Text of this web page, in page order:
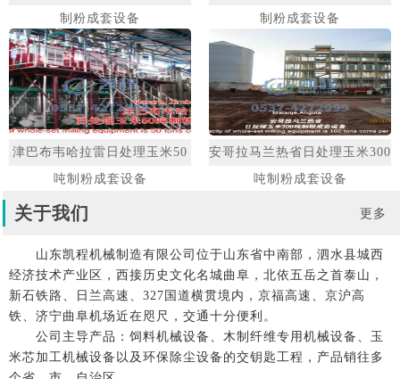
制粉成套设备
制粉成套设备
津巴布韦哈拉雷日处理玉米50
吨制粉成套设备
安哥拉马兰热省日处理玉米300
吨制粉成套设备
关于我们 更多
山东凯程机械制造有限公司位于山东省中南部，泗水县城西
经济技术产业区，西接历史文化名城曲阜，北依五岳之首泰山，
新石铁路、日兰高速、327国道横贯境内，京福高速、京沪高
铁、济宁曲阜机场近在咫尺，交通十分便利。
公司主导产品：饲料机械设备、木制纤维专用机械设备、玉
米芯加工机械设备以及环保除尘设备的交钥匙工程，产品销往多